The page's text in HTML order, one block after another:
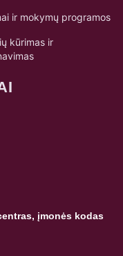
ir mokymų programos
kūrimas ir
įmonės kodas